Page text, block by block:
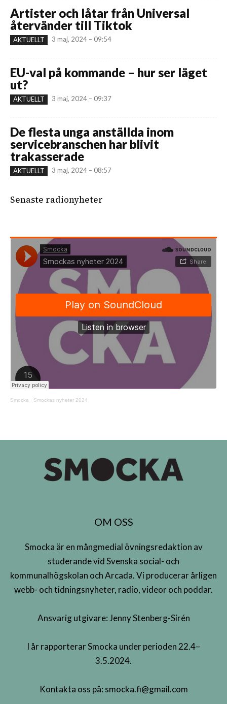
Artister och låtar från Universal
återvänder till Tiktok
AKTUELLT 3 maj, 2024 – 09:54
EU-val på kommande – hur ser läget
ut?
AKTUELLT 3 maj, 2024 – 09:37
De flesta unga anställda inom
servicebranschen har blivit
trakasserade
AKTUELLT 3 maj, 2024 – 08:57
Senaste radionyheter
Smocka · Smockas nyheter 2024
OM OSS
Smocka är en mångmedial övningsredaktion av
studerande vid Svenska social- och
kommunalhögskolan och Arcada. Vi producerar årligen
webb- och tidningsnyheter, radio, videor och poddar.
Ansvarig utgivare: Jenny Stenberg-Sirén
I år rapporterar Smocka under perioden 22.4–
3.5.2024.
Kontakta oss på: smocka.fi@gmail.com